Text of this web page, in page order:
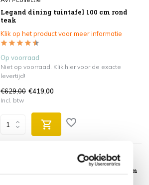
Legand dining tuintafel 100 cm rond
teak
Klik op het product voor meer informatie
Op voorraad
Niet op voorraad. Klik hier voor de exacte
levertijd!
€629,00 €419,00
Incl. btw
Samantha dining tuintafel 144xH75 cm